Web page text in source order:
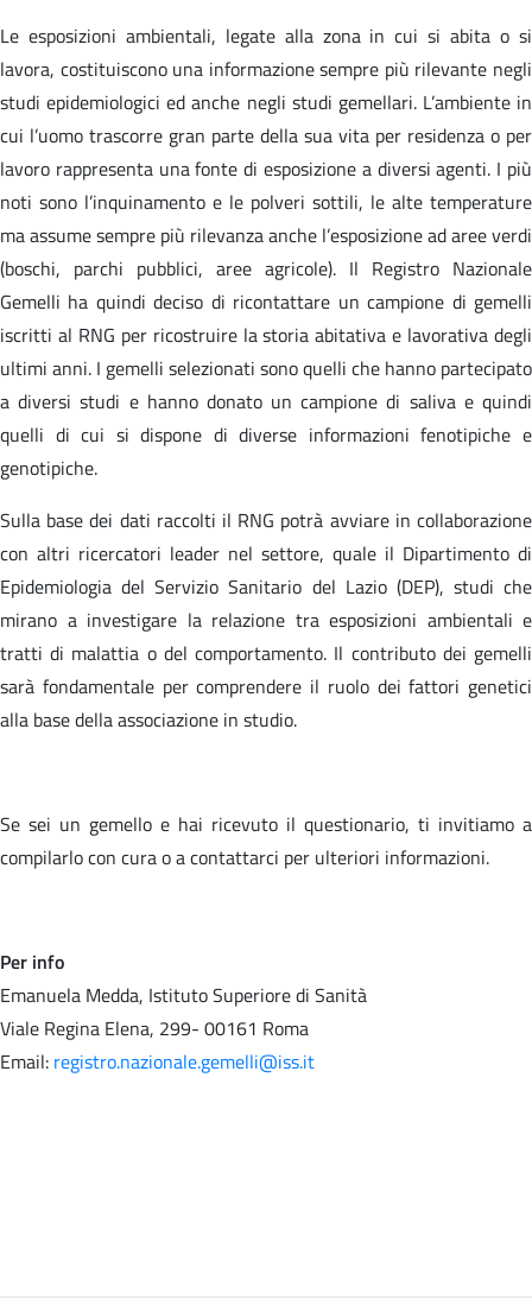
Le esposizioni ambientali, legate alla zona in cui si abita o si
lavora, costituiscono una informazione sempre più rilevante negli
studi epidemiologici ed anche negli studi gemellari. L’ambiente in
cui l’uomo trascorre gran parte della sua vita per residenza o per
lavoro rappresenta una fonte di esposizione a diversi agenti. I più
noti sono l’inquinamento e le polveri sottili, le alte temperature
ma assume sempre più rilevanza anche l’esposizione ad aree verdi
(boschi, parchi pubblici, aree agricole). Il Registro Nazionale
Gemelli ha quindi deciso di ricontattare un campione di gemelli
iscritti al RNG per ricostruire la storia abitativa e lavorativa degli
ultimi anni. I gemelli selezionati sono quelli che hanno partecipato
a diversi studi e hanno donato un campione di saliva e quindi
quelli di cui si dispone di diverse informazioni fenotipiche e
genotipiche.
Sulla base dei dati raccolti il RNG potrà avviare in collaborazione
con altri ricercatori leader nel settore, quale il Dipartimento di
Epidemiologia del Servizio Sanitario del Lazio (DEP), studi che
mirano a investigare la relazione tra esposizioni ambientali e
tratti di malattia o del comportamento. Il contributo dei gemelli
sarà fondamentale per comprendere il ruolo dei fattori genetici
alla base della associazione in studio.
Se sei un gemello e hai ricevuto il questionario, ti invitiamo a
compilarlo con cura o a contattarci per ulteriori informazioni.
Per info
Emanuela Medda, Istituto Superiore di Sanità
Viale Regina Elena, 299- 00161 Roma
Email: registro.nazionale.gemelli@iss.it